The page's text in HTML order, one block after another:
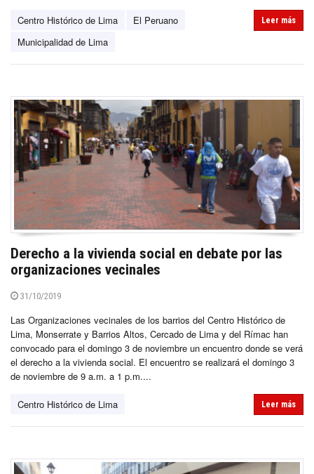
Centro Histórico de Lima
El Peruano
Municipalidad de Lima
Leer más
Derecho a la vivienda social en debate por las
organizaciones vecinales
31/10/2019
Las Organizaciones vecinales de los barrios del Centro Histórico de
Lima, Monserrate y Barrios Altos, Cercado de Lima y del Rímac han
convocado para el domingo 3 de noviembre un encuentro donde se verá
el derecho a la vivienda social. El encuentro se realizará el domingo 3
de noviembre de 9 a.m. a 1 p.m....
Centro Histórico de Lima Leer más